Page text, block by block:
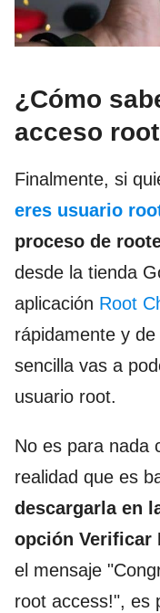
¿Cómo
acceso
Finalmente, si
eres usuario
proceso de
desde la tienda
aplicación Root
rápidamente y
sencilla vas a
usuario root.
No es para nada
realidad que es
descargarla en
opción Verificar
el mensaje
root access!", es